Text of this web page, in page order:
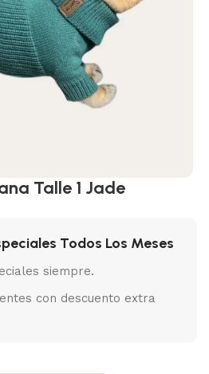
Talle 1 Jade
Todos Los Meses
siempre.
con descuento extra